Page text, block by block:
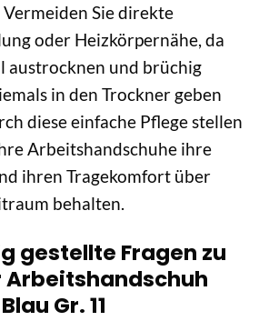
Sie direkte
oder Heizkörpernähe, da
austrocknen und brüchig
in den Trockner geben
diese einfache Pflege stellen
Arbeitshandschuhe ihre
ihren Tragekomfort über
behalten.
gestellte Fragen zu
Gr. 11